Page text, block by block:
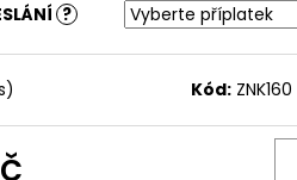
?
Kód: ZNK160